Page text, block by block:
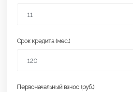
Срок кредита (мес.)
Первоначальный взнос (руб.)